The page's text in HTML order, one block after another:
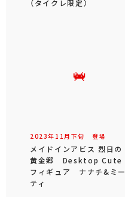
（タイクレ限定）
2023年 11 月 下旬 登場
メイドインアビス 烈日の
黄金郷 Desktop Cute
フィギュア ナナチ&ミー
ティ